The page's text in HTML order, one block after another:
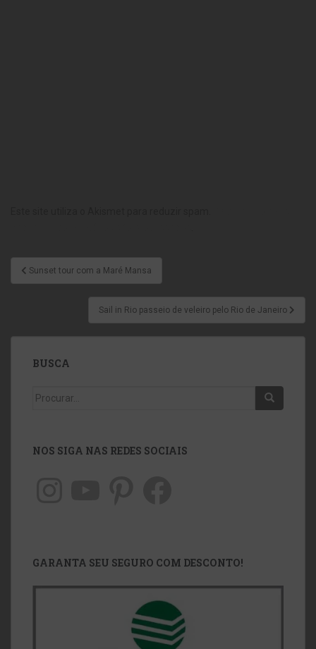
Sunset tour com a Maré Mansa
Sail in Rio passeio de veleiro pelo Rio de Janeiro
BUSCA
NOS SIGA NAS REDES SOCIAIS
GARANTA SEU SEGURO COM DESCONTO!